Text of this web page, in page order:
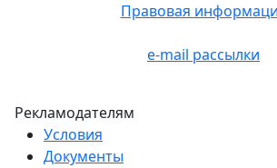
Рекламодателям
Условия
Документы
Правовая
e-mail рассылки